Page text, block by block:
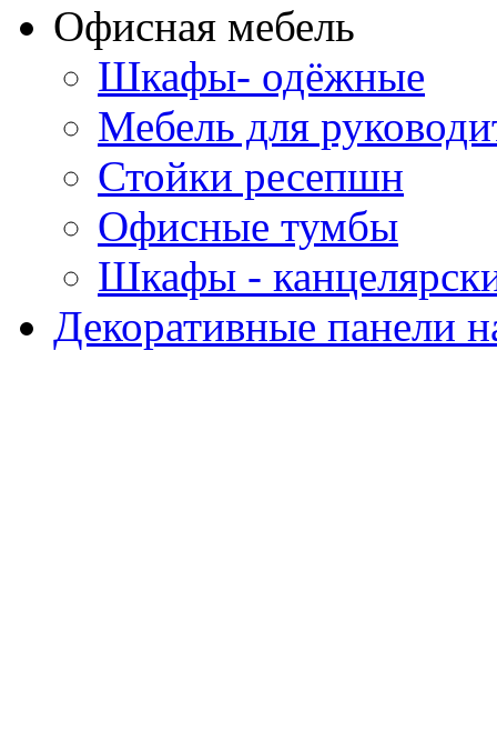
Офисная мебель
Шкафы- одёжные
Мебель для
Стойки ресепшн
Офисные тумбы
Шкафы -
Декоративные панели